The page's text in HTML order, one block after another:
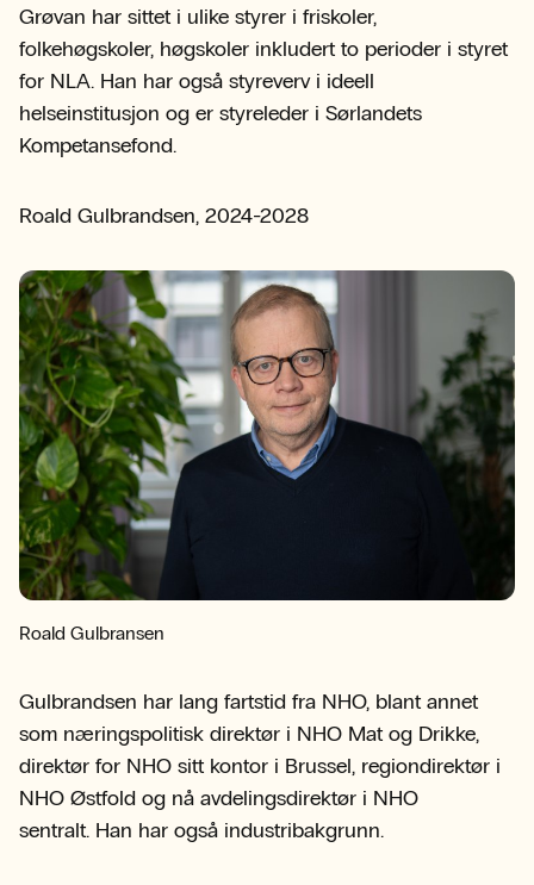
Grøvan har sittet i ulike styrer i friskoler,
folkehøgskoler, høgskoler inkludert to perioder i styret
for NLA. Han har også styreverv i ideell
helseinstitusjon og er styreleder i Sørlandets
Kompetansefond.
Roald Gulbrandsen, 2024-2028
Roald Gulbransen
Gulbrandsen har lang fartstid fra NHO, blant annet
som næringspolitisk direktør i NHO Mat og Drikke,
direktør for NHO sitt kontor i Brussel, regiondirektør i
NHO Østfold og nå avdelingsdirektør i NHO
sentralt. Han har også industribakgrunn.